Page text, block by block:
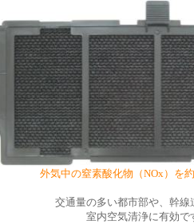
外気中の窒素酸化物（NOx）を
交通量の多い都市部や、幹線
室内空気清浄に有効で